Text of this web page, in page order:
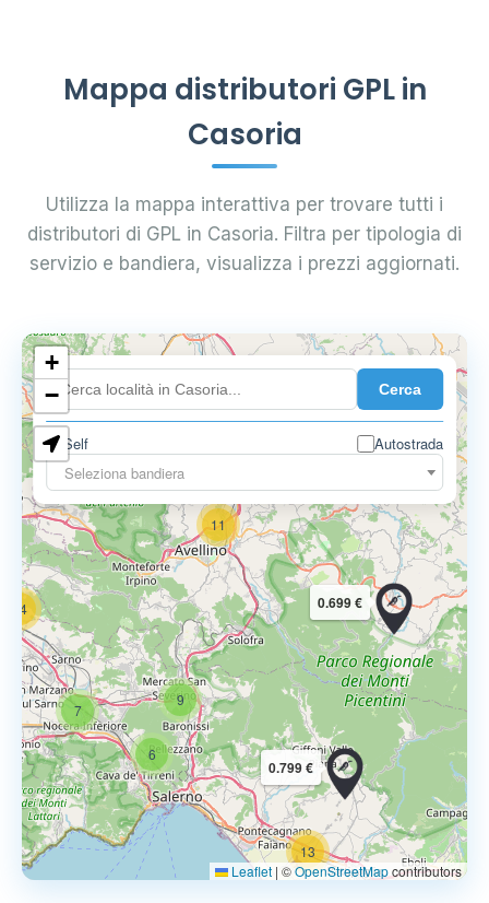
Mappa distributori GPL in
Casoria
Utilizza la mappa interattiva per trovare tutti i
distributori di GPL in Casoria. Filtra per tipologia di
servizio e bandiera, visualizza i prezzi aggiornati.
Cerca
Self
Autostrada
Seleziona bandiera
6
13
7
9
14
11
0.799 €
0.699 €
0.699 €
+
−
Leaflet | ©OpenStreetMapcontributors